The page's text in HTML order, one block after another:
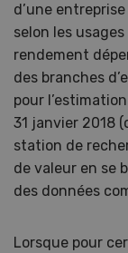
d’une
selon les
rendement
des branches
pour
31 janvier 2018
station de
de valeur en se
des données
Lorsque pour